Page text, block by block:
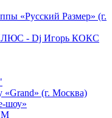
«Русский Размер» (г.
- Dj Игорь КОКС
«Grand» (г. Москва)
шоу»